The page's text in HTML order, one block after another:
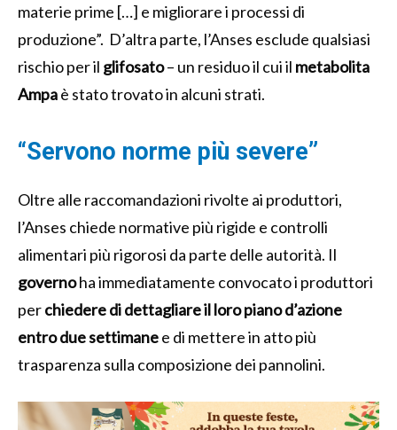
materie prime […] e migliorare i processi di
produzione”. D’altra parte, l’Anses esclude qualsiasi
rischio per il glifosato– un residuo il cui il metabolita
Ampaè stato trovato in alcuni strati.
“Servono norme più severe”
Oltre alle raccomandazioni rivolte ai produttori,
l’Anses chiede normative più rigide e controlli
alimentari più rigorosi da parte delle autorità. Il
governoha immediatamente convocato i produttori
perchiedere di dettagliare il loro piano d’azione
entro due settimanee di mettere in atto più
trasparenza sulla composizione dei pannolini.